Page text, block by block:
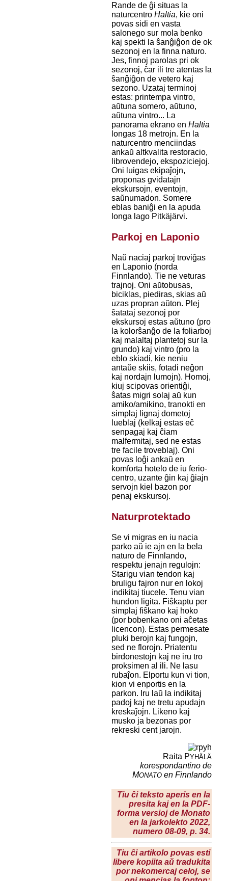
Rande de ĝi situas la
naturcentro Haltia, kie oni
povas sidi en vasta
salonego sur mola benko
kaj spekti la ŝanĝiĝon de ok
sezonoj en la finna naturo.
Jes, finnoj parolas pri ok
sezonoj, ĉar ili tre atentas la
ŝanĝiĝon de vetero kaj
sezono. Uzataj terminoj
estas: printempa vintro,
aŭtuna somero, aŭtuno,
aŭtuna vintro... La
panorama ekrano en Haltia
longas 18 metrojn. En la
naturcentro menciindas
ankaŭ altkvalita restoracio,
librovendejo, ekspoziciejoj.
Oni luigas ekipaĵojn,
proponas gvidatajn
ekskursojn, eventojn,
saŭnumadon. Somere
eblas baniĝi en la apuda
longa lago Pitkäjärvi.
Parkoj en Laponio
Naŭ naciaj parkoj troviĝas
en Laponio (norda
Finnlando). Tie ne veturas
trajnoj. Oni aŭtobusas,
biciklas, piediras, skias aŭ
uzas propran aŭton. Plej
ŝatataj sezonoj por
ekskursoj estas aŭtuno (pro
la kolorŝanĝo de la foliarboj
kaj malaltaj plantetoj sur la
grundo) kaj vintro (pro la
eblo skiadi, kie neniu
antaŭe skiis, fotadi neĝon
kaj nordajn lumojn). Homoj,
kiuj scipovas orientiĝi,
ŝatas migri solaj aŭ kun
amiko/amikino, tranokti en
simplaj lignaj dometoj
lueblaj (kelkaj estas eĉ
senpagaj kaj ĉiam
malfermitaj, sed ne estas
tre facile troveblaj). Oni
povas loĝi ankaŭ en
komforta hotelo de iu ferio-
centro, uzante ĝin kaj ĝiajn
servojn kiel bazon por
penaj ekskursoj.
Naturprotektado
Se vi migras en iu nacia
parko aŭ ie ajn en la bela
naturo de Finnlando,
respektu jenajn regulojn:
Starigu vian tendon kaj
bruligu fajron nur en lokoj
indikitaj tiucele. Tenu vian
hundon ligita. Fiŝkaptu per
simplaj fiŝkano kaj hoko
(por bobenkano oni aĉetas
licencon). Estas permesate
pluki berojn kaj fungojn,
sed ne florojn. Priatentu
birdonestojn kaj ne iru tro
proksimen al ili. Ne lasu
rubaĵon. Elportu kun vi tion,
kion vi enportis en la
parkon. Iru laŭ la indikitaj
padoj kaj ne tretu apudajn
kreskaĵojn. Likeno kaj
musko ja bezonas por
rekreski cent jarojn.
Raita PYHÄLÄ
korespondantino de
MONATOen Finnlando
Tiu ĉi teksto aperis en la
presita kaj en la PDF-
forma versioj de Monato
en la jarkolekto 2022,
numero 08-09, p. 34.
Tiu ĉi artikolo povas esti
libere kopiita aŭ tradukita
por nekomercaj celoj, se